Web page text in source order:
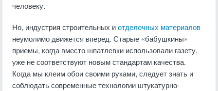
человеку.
Но, индустрия строительных иотделочных материалов
неумолимо движется вперед. Старые «бабушкины»
приемы, когда вместо шпатлевки использовали газету,
уже не соответствуют новым стандартам качества.
Когда мы клеим обои своими руками, следует знать и
соблюдать современные технологии штукатурно-